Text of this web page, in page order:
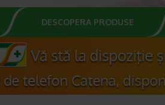
DESCOPERA PRODUSE